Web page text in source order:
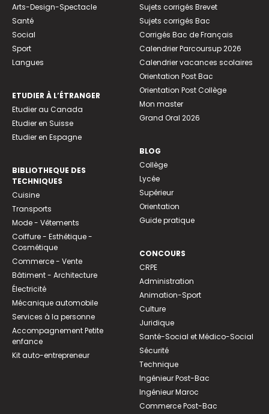
Arts-Design-Spectacle
Santé
Social
Sport
Langues
ETUDIER À L’ÉTRANGER
Etudier au Canada
Etudier en Suisse
Etudier en Espagne
BIBLIOTHEQUE DES
TECHNIQUES
Cuisine
Transports
Mode - Vêtements
Coiffure - Esthétique -
Cosmétique
Commerce - Vente
Bâtiment - Architecture
Électricité
Mécanique automobile
Services à la personne
Accompagnement Petite
enfance
Kit auto-entrepreneur
Sujets corrigés Brevet
Sujets corrigés Bac
Corrigés Bac de Français
Calendrier Parcoursup 2026
Calendrier vacances scolaires
Orientation Post Bac
Orientation Post Collège
Mon master
Grand Oral 2026
BLOG
Collège
Lycée
Supérieur
Orientation
Guide pratique
CONCOURS
CRPE
Administration
Animation-Sport
Culture
Juridique
Santé-Social et Médico-Social
Sécurité
Technique
Ingénieur Post-Bac
Ingénieur Maroc
Commerce Post-Bac